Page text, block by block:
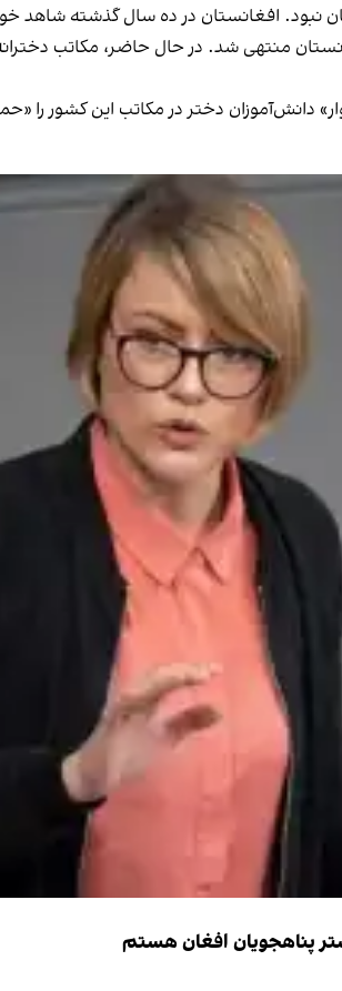
افغانستان در ده سال گذشته شاهد
منتهی شد. در حال حاضر، مکاتب
پناهجویان افغان هستم